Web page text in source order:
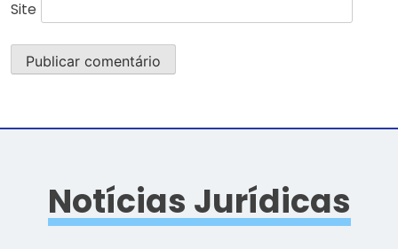
Site
Notícias Jurídicas